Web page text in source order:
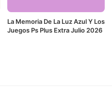
La Memoria De La Luz Azul Y Los
Juegos Ps Plus Extra Julio 2026